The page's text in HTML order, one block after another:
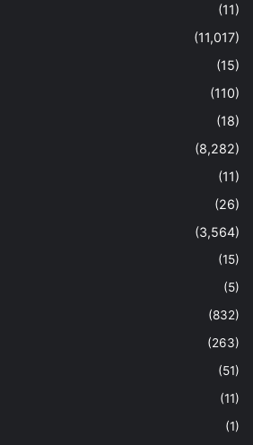
(11)
(11,017)
(15)
(110)
(18)
(8,282)
(11)
(26)
(3,564)
(15)
(5)
(832)
(263)
(51)
(11)
(1)